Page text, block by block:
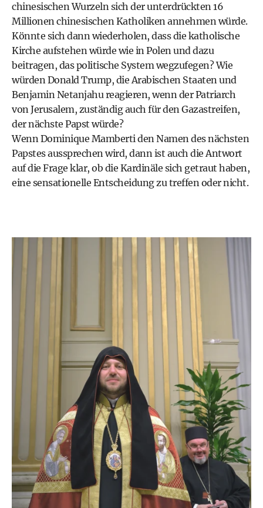
chinesischen Wurzeln sich der unterdrückten 16
Millionen chinesischen Katholiken annehmen würde.
Könnte sich dann wiederholen, dass die katholische
Kirche aufstehen würde wie in Polen und dazu
beitragen, das politische System wegzufegen? Wie
würden Donald Trump, die Arabischen Staaten und
Benjamin Netanjahu reagieren, wenn der Patriarch
von Jerusalem, zuständig auch für den Gazastreifen,
der nächste Papst würde?
Wenn Dominique Mamberti den Namen des nächsten
Papstes aussprechen wird, dann ist auch die Antwort
auf die Frage klar, ob die Kardinäle sich getraut haben,
eine sensationelle Entscheidung zu treffen oder nicht.